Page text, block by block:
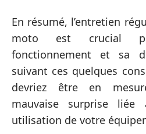
En résumé, l’entretien
moto est crucial
fonctionnement et sa
suivant ces quelques
devriez être en
mauvaise surprise liée
utilisation de votre